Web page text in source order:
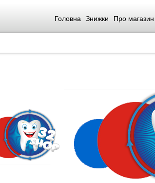
Головна Знижки Про магазин